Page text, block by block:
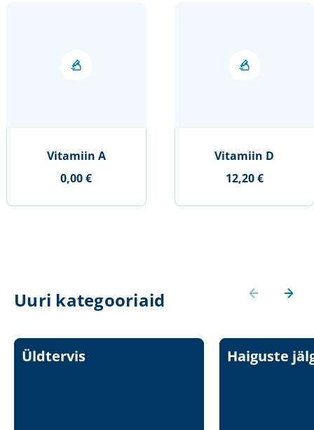
Vitamiin A
0,00 €
Vitamiin D
12,20 €
Uuri kategooriaid
Üldtervis Haiguste